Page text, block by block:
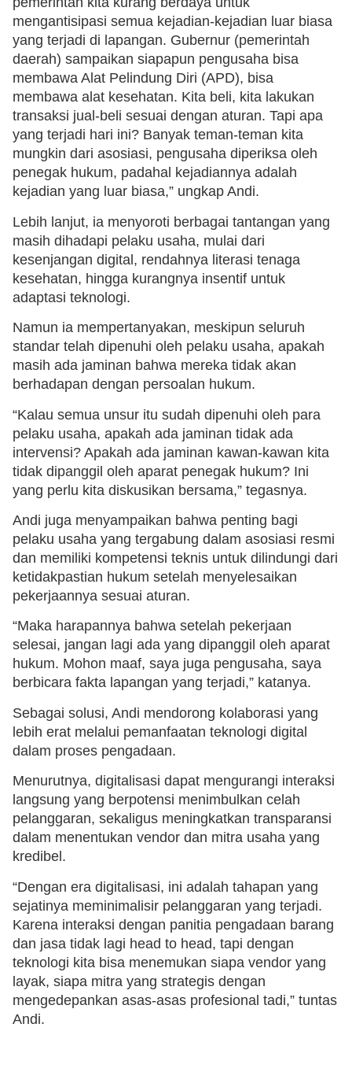
mengantisipasi semua kejadian-kejadian luar biasa
yang terjadi di lapangan. Gubernur (pemerintah
daerah) sampaikan siapapun pengusaha bisa
membawa Alat Pelindung Diri (APD), bisa
membawa alat kesehatan. Kita beli, kita lakukan
transaksi jual-beli sesuai dengan aturan. Tapi apa
yang terjadi hari ini? Banyak teman-teman kita
mungkin dari asosiasi, pengusaha diperiksa oleh
penegak hukum, padahal kejadiannya adalah
kejadian yang luar biasa,” ungkap Andi.
Lebih lanjut, ia menyoroti berbagai tantangan yang
masih dihadapi pelaku usaha, mulai dari
kesenjangan digital, rendahnya literasi tenaga
kesehatan, hingga kurangnya insentif untuk
adaptasi teknologi.
Namun ia mempertanyakan, meskipun seluruh
standar telah dipenuhi oleh pelaku usaha, apakah
masih ada jaminan bahwa mereka tidak akan
berhadapan dengan persoalan hukum.
“Kalau semua unsur itu sudah dipenuhi oleh para
pelaku usaha, apakah ada jaminan tidak ada
intervensi? Apakah ada jaminan kawan-kawan kita
tidak dipanggil oleh aparat penegak hukum? Ini
yang perlu kita diskusikan bersama,” tegasnya.
Andi juga menyampaikan bahwa penting bagi
pelaku usaha yang tergabung dalam asosiasi resmi
dan memiliki kompetensi teknis untuk dilindungi dari
ketidakpastian hukum setelah menyelesaikan
pekerjaannya sesuai aturan.
“Maka harapannya bahwa setelah pekerjaan
selesai, jangan lagi ada yang dipanggil oleh aparat
hukum. Mohon maaf, saya juga pengusaha, saya
berbicara fakta lapangan yang terjadi,” katanya.
Sebagai solusi, Andi mendorong kolaborasi yang
lebih erat melalui pemanfaatan teknologi digital
dalam proses pengadaan.
Menurutnya, digitalisasi dapat mengurangi interaksi
langsung yang berpotensi menimbulkan celah
pelanggaran, sekaligus meningkatkan transparansi
dalam menentukan vendor dan mitra usaha yang
kredibel.
“Dengan era digitalisasi, ini adalah tahapan yang
sejatinya meminimalisir pelanggaran yang terjadi.
Karena interaksi dengan panitia pengadaan barang
dan jasa tidak lagi head to head, tapi dengan
teknologi kita bisa menemukan siapa vendor yang
layak, siapa mitra yang strategis dengan
mengedepankan asas-asas profesional tadi,” tuntas
Andi.